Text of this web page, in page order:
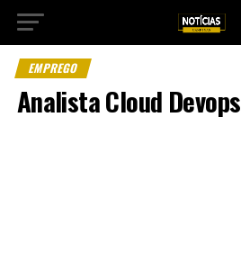
EMPREGO
Analista Cloud Devops